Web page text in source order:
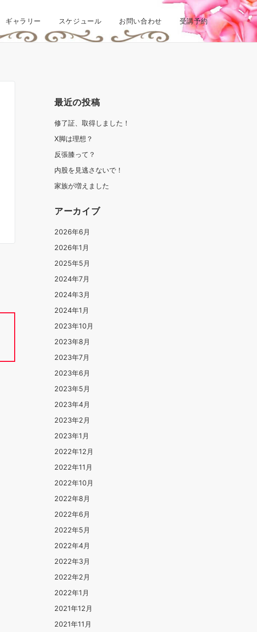
ギャラリー スケジュール お問い合わせ 受講予約
最近の投稿
修了証、取得しました！
X脚は理想？
反張膝って？
内股を見逃さないで！
家族が増えました
アーカイブ
2026年6月
2026年1月
2025年5月
2024年7月
2024年3月
2024年1月
2023年10月
2023年8月
2023年7月
2023年6月
2023年5月
2023年4月
2023年2月
2023年1月
2022年12月
2022年11月
2022年10月
2022年8月
2022年6月
2022年5月
2022年4月
2022年3月
2022年2月
2022年1月
2021年12月
2021年11月